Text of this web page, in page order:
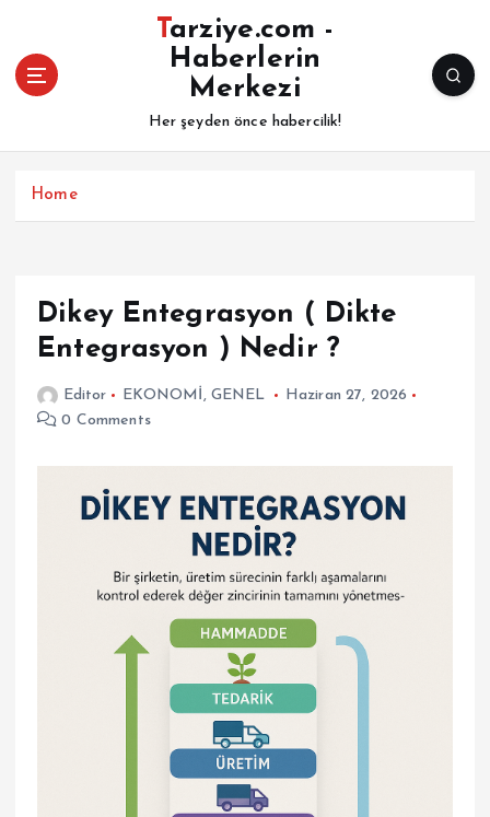
Tarziye.com -
Haberlerin
Merkezi
Her şeyden önce habercilik!
Home
Dikey Entegrasyon ( Dikte
Entegrasyon ) Nedir ?
Editor EKONOMİ , GENEL
Haziran 27, 2026
0 Comments